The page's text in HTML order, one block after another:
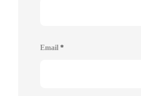
Email *